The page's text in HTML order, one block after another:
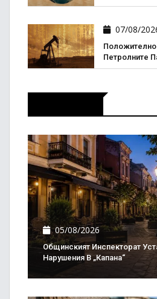
07/08/
Петролните
05/08/2026
Общинският Инспекторат
Нарушения В „Капана“